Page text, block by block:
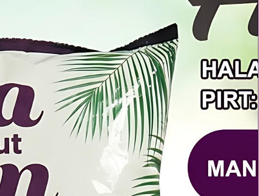
sempurna. Karena produk ini asli 100% dari pohon aren,
yang bermanfaat bagi tubuh tetap terjaga dengan
Gula Aren Semut Berat 1kg
berarti Anda memberikan
yang lebih bersahabat bagi kesehatan pencernaan dan
keluarga Anda di rumah.
mengelola bisnis katering atau UMKM kuliner, efisiensi
Anda bisa pesan ke0813-5189-4500untuk mendapatkan
besar dengan harga yang kompetitif. Ukuran
Jual Gula
1kg sangat ideal untuk menekan biaya kemasan
ukuran kecil, sehingga margin keuntungan usaha
maksimal. Kami memastikan bahwa setiap kemasan Merk
telah melalui tahap pengayakan yang ketat untuk
granula yang seragam. Jika Anda mencari mitra
dan cekatan, Anda cukup menghubungi kami dan bisa
4500
kapan saja Anda membutuhkan suplai tambahan.